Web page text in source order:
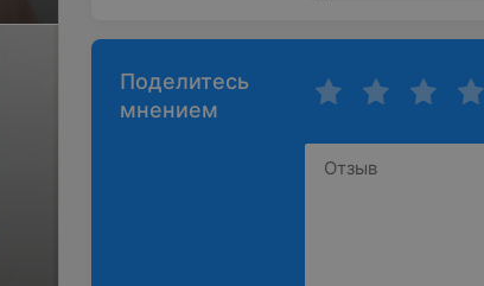
Поделитесь
мнением